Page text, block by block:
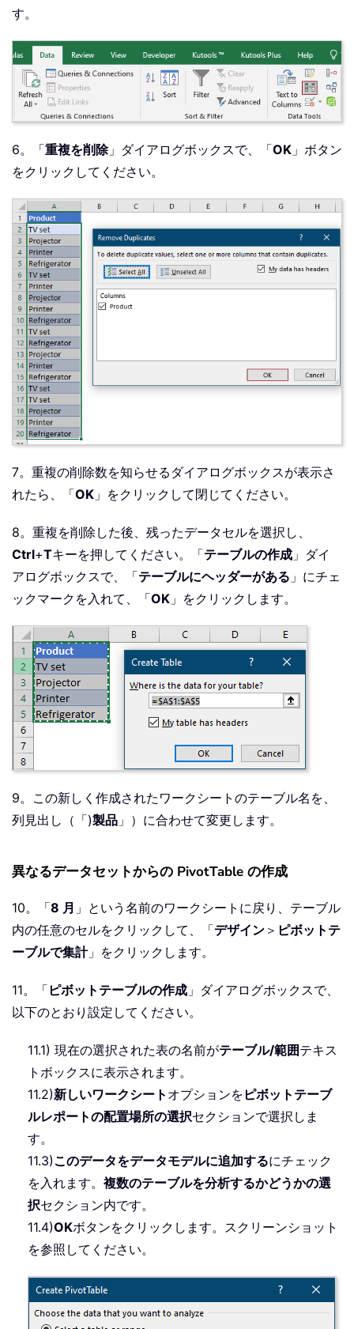
す。
6。「重複を削除」ダイアログボックスで、「OK 」ボタン
をクリックしてください。
7。重複の削除数を知らせるダイアログボックスが表示さ
れたら、「OK 」をクリックして閉じてください。
8。重複を削除した後、残ったデータセルを選択し、
Ctrl+Tキーを押してください。「テーブルの作成 」ダイ
アログボックスで、「テーブルにヘッダーがある 」にチェ
ックマークを入れて、「OK 」をクリックします。
9。この新しく作成されたワークシートのテーブル名を、
列見出し（「)製品 」）に合わせて変更します。
異なるデータセットからの PivotTable の作成
10。「8 月 」という名前のワークシートに戻り、テーブル
内の任意のセルをクリックして、「デザイン ＞ ピボットテ
ーブルで集計」をクリックします。
11。「 ピボットテーブルの作成 」ダイアログボックスで、
以下のとおり設定してください。
11.1) 現在の選択された表の名前がテーブル/範囲テキス
トボックスに表示されます。
11.2)新しいワークシート オプションを ピボットテーブ
ルレポートの配置場所の選択セクションで選択しま
す。
11.3)このデータをデータモデルに追加するにチェック
を入れます。 複数のテーブルを分析するかどうかの選
択セクション内です。
11.4)OKボタンをクリックします。スクリーンショット
を参照してください。